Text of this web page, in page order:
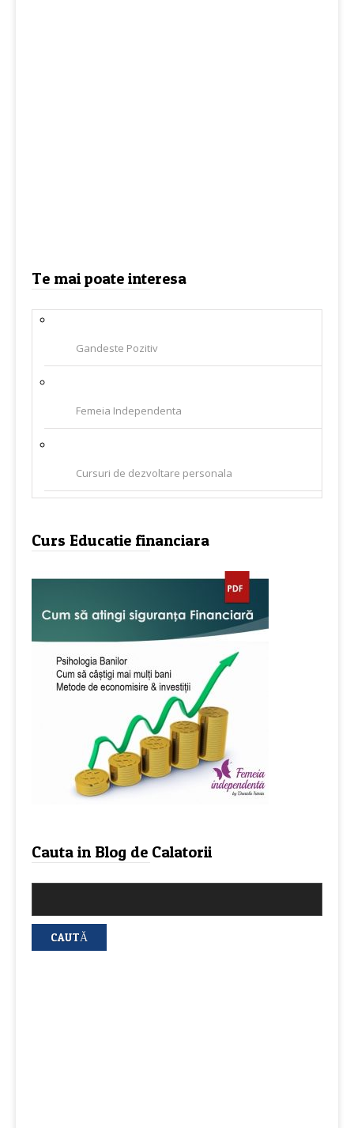
Te mai poate interesa
Gandeste Pozitiv
Femeia Independenta
Cursuri de dezvoltare personala
Curs Educatie financiara
Cauta in Blog de Calatorii